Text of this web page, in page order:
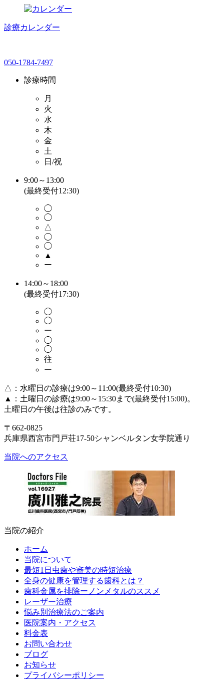
診療カレンダー
050-1784-7497
診療時間
月
火
水
木
金
土
日/祝
9:00～13:00
(最終受付12:30)
◯
◯
△
◯
◯
▲
ー
14:00～18:00
(最終受付17:30)
◯
◯
ー
◯
◯
往
ー
△：水曜日の診療は9:00～11:00(最終受付10:30)
▲：土曜日の診療は9:00～15:30まで(最終受付15:00)。
土曜日の午後は往診のみです。
〒662-0825
兵庫県西宮市門戸荘17-50シャンベルタン女学院通り
当院へのアクセス
当院の紹介
ホーム
当院について
最短1日虫歯や審美の時短治療
全身の健康を管理する歯科とは？
歯科金属を排除ーノンメタルのススメ
レーザー治療
悩み別治療法のご案内
医院案内・アクセス
料金表
お問い合わせ
ブログ
お知らせ
プライバシーポリシー